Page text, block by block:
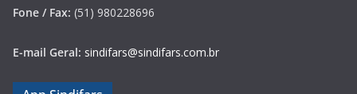
Fone / Fax: (51) 980228696
E-mail Geral: sindifars@sindifars.com.br